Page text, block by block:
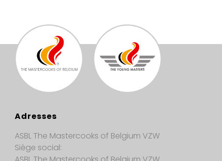
Adresses
ASBL The Mastercooks of Belgium VZW
Siège social: